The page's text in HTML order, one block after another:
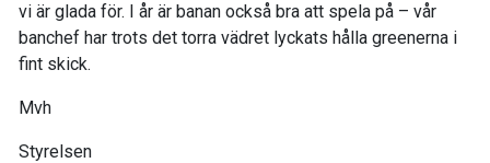
vi är glada för. I år är banan också bra att spela på – vår
banchef har trots det torra vädret lyckats hålla greenerna i
fint skick.
Mvh
Styrelsen